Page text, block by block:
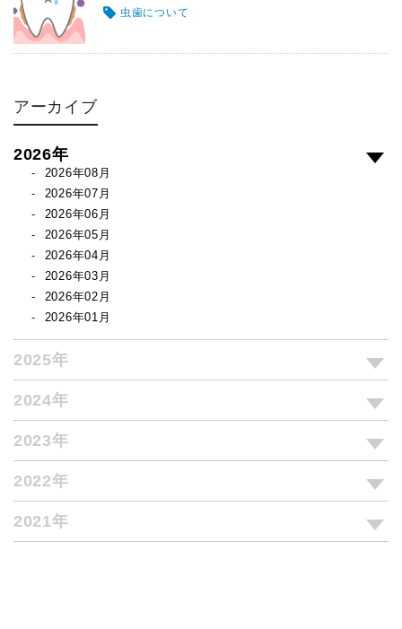
虫歯について
アーカイブ
2026年
2026年08月
2026年07月
2026年06月
2026年05月
2026年04月
2026年03月
2026年02月
2026年01月
2025年
2024年
2023年
2022年
2021年